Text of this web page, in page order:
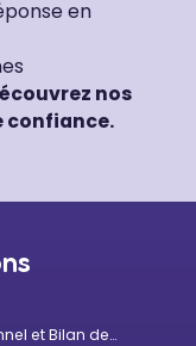
en
nos
confiance.
et Bilan de